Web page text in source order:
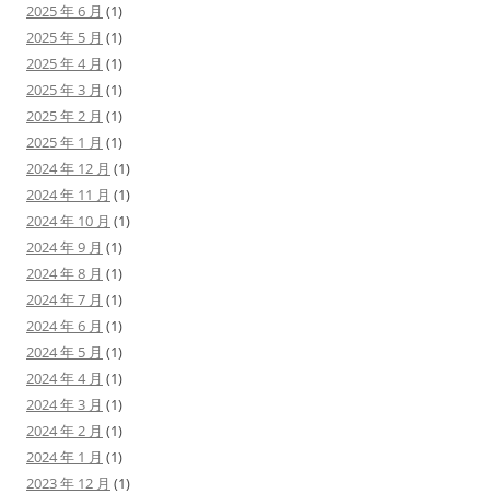
2025 年 6 月 (1)
2025 年 5 月 (1)
2025 年 4 月 (1)
2025 年 3 月 (1)
2025 年 2 月 (1)
2025 年 1 月 (1)
2024 年 12 月 (1)
2024 年 11 月 (1)
2024 年 10 月 (1)
2024 年 9 月 (1)
2024 年 8 月 (1)
2024 年 7 月 (1)
2024 年 6 月 (1)
2024 年 5 月 (1)
2024 年 4 月 (1)
2024 年 3 月 (1)
2024 年 2 月 (1)
2024 年 1 月 (1)
2023 年 12 月 (1)